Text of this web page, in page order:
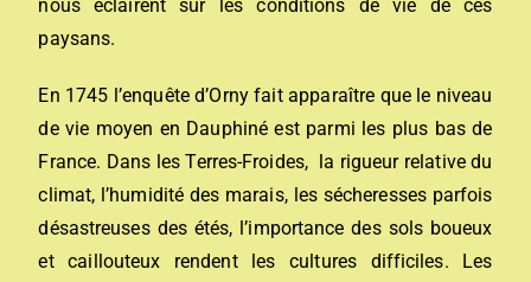
nous éclairent sur les conditions de vie de ces
paysans.
En 1745 l’enquête d’Orny fait apparaître que le niveau
de vie moyen en Dauphiné est parmi les plus bas de
France. Dans les Terres-Froides, la rigueur relative du
climat, l’humidité des marais, les sécheresses parfois
désastreuses des étés, l’importance des sols boueux
et caillouteux rendent les cultures difficiles. Les